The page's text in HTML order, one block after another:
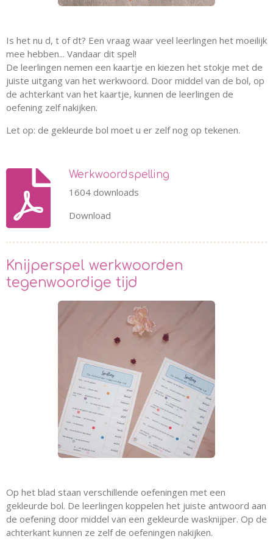
Is het nu d, t of dt? Een vraag waar veel leerlingen het moeilijk
mee hebben... Vandaar dit spel!
De leerlingen nemen een kaartje en kiezen het stokje met de
juiste uitgang van het werkwoord. Door middel van de bol, op
de achterkant van het kaartje, kunnen de leerlingen de
oefening zelf nakijken.
Let op: de gekleurde bol moet u er zelf nog op tekenen.
Werkwoordspelling
1604 downloads
Download
Knijperspel werkwoorden
tegenwoordige tijd
Op het blad staan verschillende oefeningen met een
gekleurde bol. De leerlingen koppelen het juiste antwoord aan
de oefening door middel van een gekleurde wasknijper. Op de
achterkant kunnen ze zelf de oefeningen nakijken.